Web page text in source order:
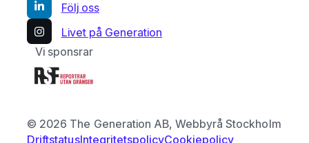
Följ oss
Livet på Generation
Vi sponsrar
© 2026 The Generation AB, Webbyrå Stockholm
DriftstatusIntegritetspolicyCookiepolicy